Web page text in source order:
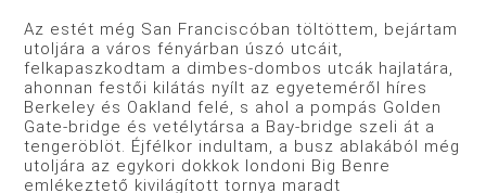
Az estét még San Franciscóban töltöttem, bejártam
utoljára a város fényárban úszó utcáit,
felkapaszkodtam a dimbes-­dombos utcák hajlatára,
ahonnan festői kilátás nyílt az egyete­méről híres
Berkeley és Oakland felé, s ahol a pompás Golden
Gate-bridge és vetélytársa a Bay-bridge szeli át a
tengeröblöt. Éjfélkor indultam, a busz ablakából még
utoljára az egykori dokkok londoni Big Benre
emlékeztető kivilágított tornya maradt